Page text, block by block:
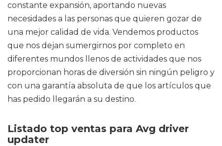
constante expansión, aportando nuevas
necesidades a las personas que quieren gozar de
una mejor calidad de vida. Vendemos productos
que nos dejan sumergirnos por completo en
diferentes mundos llenos de actividades que nos
proporcionan horas de diversión sin ningún peligro y
con una garantía absoluta de que los artículos que
has pedido llegarán a su destino.
Listado top ventas para Avg driver
updater